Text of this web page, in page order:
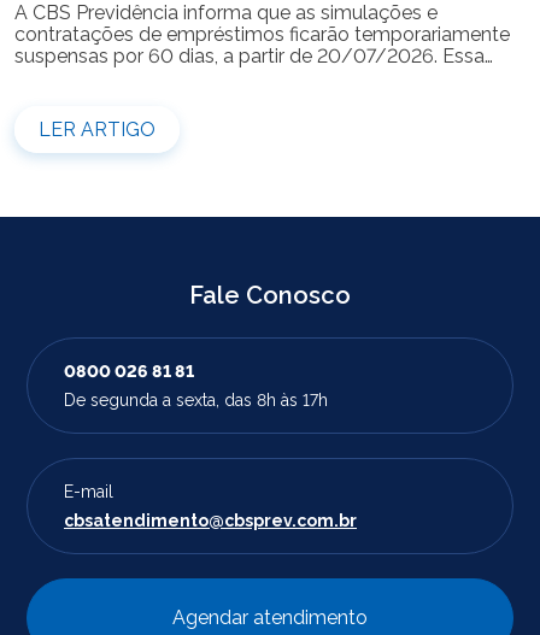
A CBS Previdência informa que as simulações e
contratações de empréstimos ficarão temporariamente
suspensas por 60 dias, a partir de 20/07/2026. Essa
realizar novas simulações ou contratar empréstimos
pelos canais disponibilizados pela CBS Previdência.
Recomendamos que os participantes que […]
LER ARTIGO
Fale Conosco
0800 026 81 81
De segunda a sexta, das 8h às 17h
E-mail
cbsatendimento@cbsprev.com.br
Agendar atendimento